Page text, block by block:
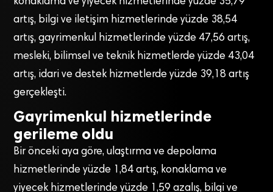
artış, bilgi ve iletişim hizmetlerinde yüzde 38,54
artış, gayrimenkul hizmetlerinde yüzde 47,56 artış,
mesleki, bilimsel ve teknik hizmetlerde yüzde 43,04
artış, idari ve destek hizmetlerde yüzde 39,18 artış
gerçekleşti.
Gayrimenkul hizmetlerinde
gerileme oldu
Bir önceki aya göre, ulaştırma ve depolama
hizmetlerinde yüzde 1,84 artış, konaklama ve
yiyecek hizmetlerinde yüzde 1,59 azalış, bilgi ve